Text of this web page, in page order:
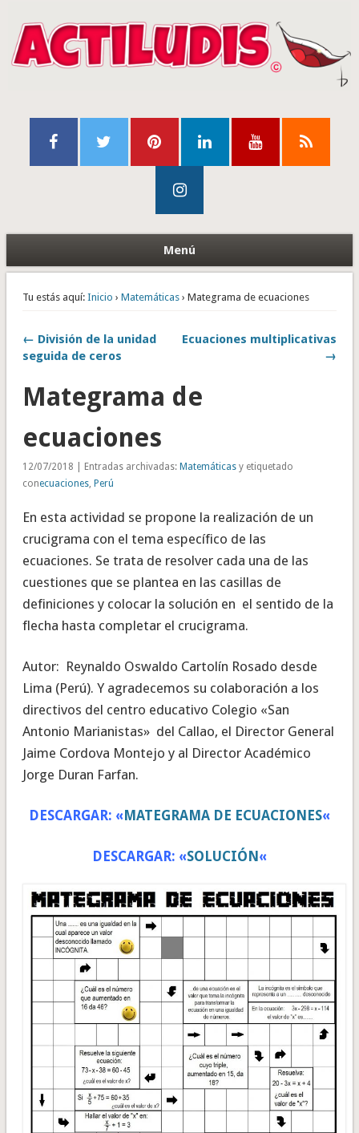
Menú
Tu estás aquí: Inicio › Matemáticas› Mategrama de ecuaciones
← División de la unidad
seguida de ceros
Ecuaciones multiplicativas
→
Mategrama de
ecuaciones
12/07/2018 | Entradas archivadas: Matemáticasy etiquetado
conecuaciones, Perú
En esta actividad se propone la realización de un
crucigrama con el tema específico de las
ecuaciones. Se trata de resolver cada una de las
cuestiones que se plantea en las casillas de
definiciones y colocar la solución en el sentido de la
flecha hasta completar el crucigrama.
Autor: Reynaldo Oswaldo Cartolín Rosado desde
Lima (Perú). Y agradecemos su colaboración a los
directivos del centro educativo Colegio «San
Antonio Marianistas» del Callao, el Director General
Jaime Cordova Montejo y al Director Académico
Jorge Duran Farfan.
DESCARGAR: « MATEGRAMA DE ECUACIONES«
DESCARGAR: «SOLUCIÓN «